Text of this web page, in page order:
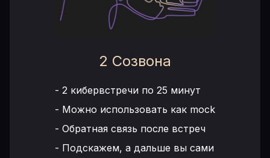
2 Созвона
- 2 кибервстречи по 25 минут
- Можно использовать как mock
- Обратная связь после встреч
- Подскажем, а дальше вы сами